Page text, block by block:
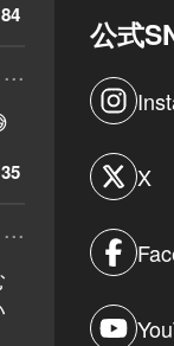
84
...
35
...
公式
X